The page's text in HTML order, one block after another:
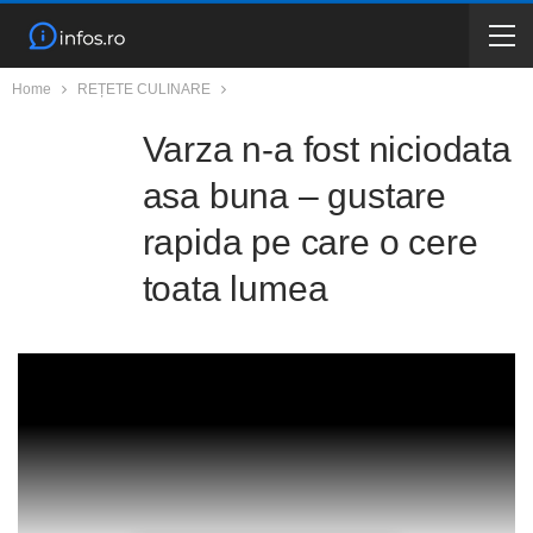
Home REȚETE CULINARE
Varza n-a fost niciodata
asa buna – gustare
rapida pe care o cere
toata lumea